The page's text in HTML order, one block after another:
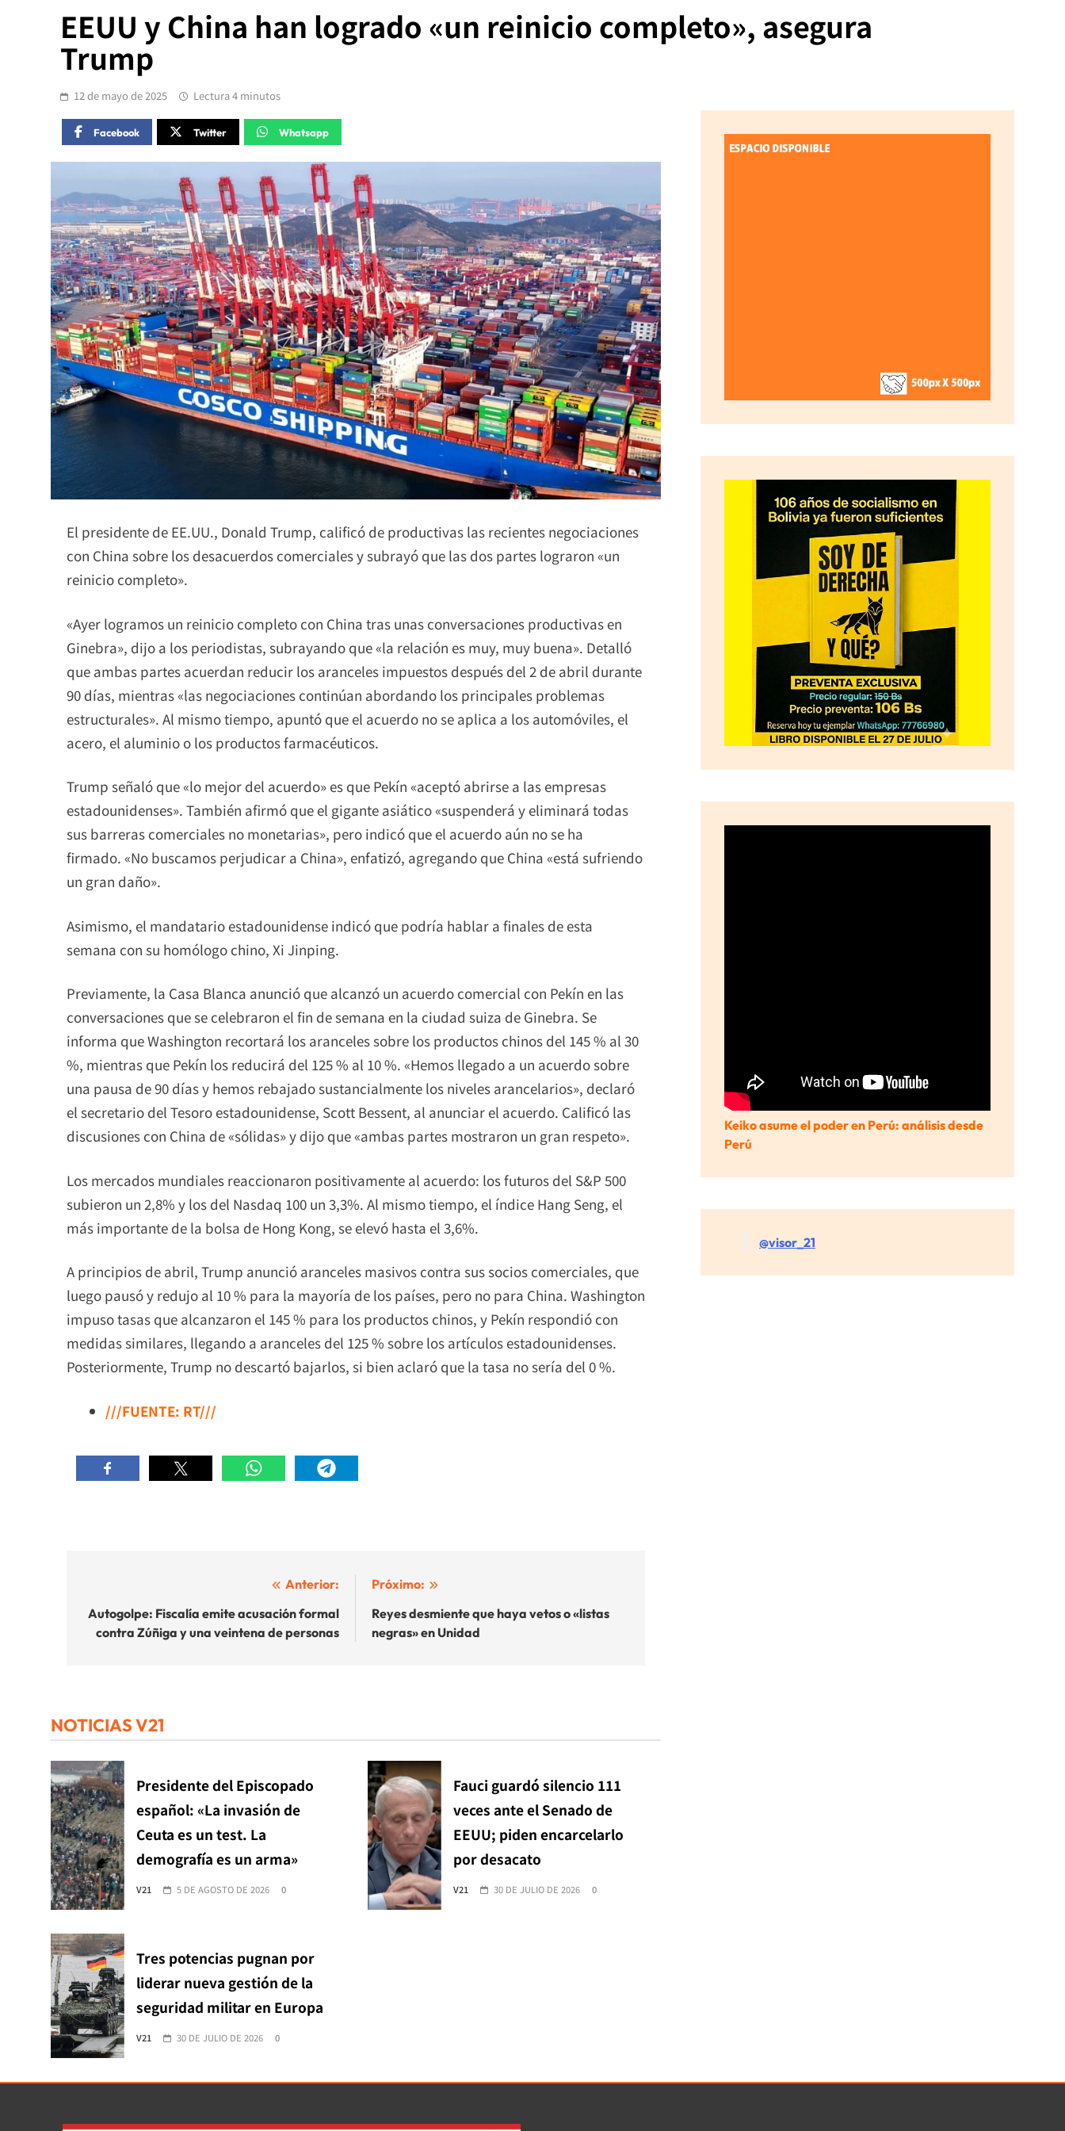
EEUU y China han logrado «un reinicio completo», asegura
Trump
12 de mayo de 2025 Lectura 4 minutos
Facebook Twitter Whatsapp
El presidente de EE.UU., Donald Trump, calificó de productivas las recientes negociaciones
con China sobre los desacuerdos comerciales y subrayó que las dos partes lograron «un
reinicio completo».
«Ayer logramos un reinicio completo con China tras unas conversaciones productivas en
Ginebra», dijo a los periodistas, subrayando que «la relación es muy, muy buena». Detalló
que ambas partes acuerdan reducir los aranceles impuestos después del 2 de abril durante
90 días, mientras «las negociaciones continúan abordando los principales problemas
estructurales». Al mismo tiempo, apuntó que el acuerdo no se aplica a los automóviles, el
acero, el aluminio o los productos farmacéuticos.
Trump señaló que «lo mejor del acuerdo» es que Pekín «aceptó abrirse a las empresas
estadounidenses». También afirmó que el gigante asiático «suspenderá y eliminará todas
sus barreras comerciales no monetarias», pero indicó que el acuerdo aún no se ha
firmado. «No buscamos perjudicar a China», enfatizó, agregando que China «está sufriendo
un gran daño».
Asimismo, el mandatario estadounidense indicó que podría hablar a finales de esta
semana con su homólogo chino, Xi Jinping.
Previamente, la Casa Blanca anunció que alcanzó un acuerdo comercial con Pekín en las
conversaciones que se celebraron el fin de semana en la ciudad suiza de Ginebra. Se
informa que Washington recortará los aranceles sobre los productos chinos del 145 % al 30
%, mientras que Pekín los reducirá del 125 % al 10 %. «Hemos llegado a un acuerdo sobre
una pausa de 90 días y hemos rebajado sustancialmente los niveles arancelarios», declaró
el secretario del Tesoro estadounidense, Scott Bessent, al anunciar el acuerdo. Calificó las
discusiones con China de «sólidas» y dijo que «ambas partes mostraron un gran respeto».
Los mercados mundiales reaccionaron positivamente al acuerdo: los futuros del S&P 500
subieron un 2,8% y los del Nasdaq 100 un 3,3%. Al mismo tiempo, el índice Hang Seng, el
más importante de la bolsa de Hong Kong, se elevó hasta el 3,6%.
A principios de abril, Trump anunció aranceles masivos contra sus socios comerciales, que
luego pausó y redujo al 10 % para la mayoría de los países, pero no para China. Washington
impuso tasas que alcanzaron el 145 % para los productos chinos, y Pekín respondió con
medidas similares, llegando a aranceles del 125 % sobre los artículos estadounidenses.
Posteriormente, Trump no descartó bajarlos, si bien aclaró que la tasa no sería del 0 %.
///FUENTE: RT///
de
entradas
Anterior:
Autogolpe: Fiscalía emite acusación formal
contra Zúñiga y una veintena de personas
Próximo:
Reyes desmiente que haya vetos o «listas
negras» en Unidad
NOTICIAS V21
Presidente del Episcopado
español: «La invasión de
Ceuta es un test. La
demografía es un arma»
V21 5 DE AGOSTO DE 2026 0
Fauci guardó silencio 111
veces ante el Senado de
EEUU; piden encarcelarlo
por desacato
V21 30 DE JULIO DE 2026 0
Tres potencias pugnan por
liderar nueva gestión de la
seguridad militar en Europa
V21 30 DE JULIO DE 2026 0
Keiko asume el poder en Perú: análisis desde
Perú
@visor_21